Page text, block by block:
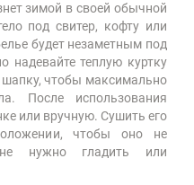
зимой в своей обычной
под свитер, кофту или
будет незаметным под
надевайте теплую куртку
чтобы максимально
После использования
или вручную. Сушить его
чтобы оно не
не нужно гладить или